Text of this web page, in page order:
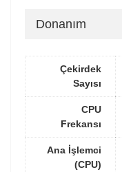
Donanım
Çekirdek
Sayısı
CPU
Frekansı
Ana İşlemci
(CPU)